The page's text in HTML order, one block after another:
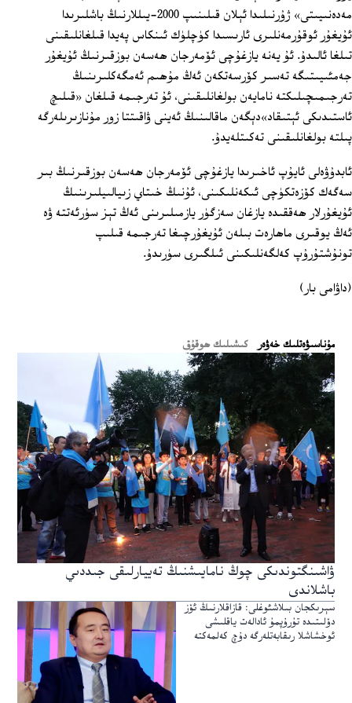
مەدەنىيىتى» ژۇرنىلىدا ئېلان قىلىنىپ 2000-يىللارنىڭ باشلىرىدا
ئۇيغۇر ئوقۇرمەنلىرى ئارىسىدا كۈچلۈك ئىنكاس پەيدا قىلغانلىقىنى
تىلغا ئالىدۇ. ئۇ يەنە يازغۇچى ئۆمەرجان ھەسەن بوزقىرنىڭ ئۇيغۇر
جەمئىيىتىگە تەسىر كۆرسەتكەن ئەڭ مۇھىم ئەمگەكلىرىنىڭ
تەرجىمىچىلىكتە نامايەن بولغانلىقىنى، ئۇ تەرجىمە قىلغان «قىلىچ
ئاستىدىكى ئېتىقاد»دېگەن ماقالىنىڭ ئەينى ۋاقىتتا زور مۇنازىرىلەرگە
پىلتە بولغانلىقىنى تەكىتلەيدۇ.
ئابدۇۋەلى ئايۇپ ئاخىرىدا يازغۇچى ئۆمەرجان ھەسەن بوزقىرنىڭ بىر
سەگەك كۆزەتكۈچى ئىكەنلىكىنى، ئۇنىڭ خىتاي زىيالىيلىرىنىڭ
ئۇيغۇرلار ھەققىدە يازغان سەزگۈر يازمىلىرىنى ئەڭ تېز سۈرئەتتە ۋە
ئەڭ يوقىرى ماھارەت بىلەن ئۇيغۇرچىغا تەرجىمە قىلىپ
تونۇشتۇرۇپ كەلگەنلىكىنى ئىلگىرى سۈرىدۇ.
(داۋامى بار)
ﻣﯘﻧﺎﺳﯩﯟﻩﺗﻠﯩﻚ ﺧﻪﯞﻩﺭ كىشىلىك ھوقۇق
ۋاشىنگتوندىكى چوڭ نامايىشنىڭ تەييارلىقى جىددىي
باشلاندى
سېرىكجان بىلاشئوغلى: قازاقلارنىڭ ئۆز
دۆلىتىدە تۇرۇپمۇ ئادالەت ياقلىشى
ئوخشاشلا رىقابەتلەرگە دۇچ كەلمەكتە